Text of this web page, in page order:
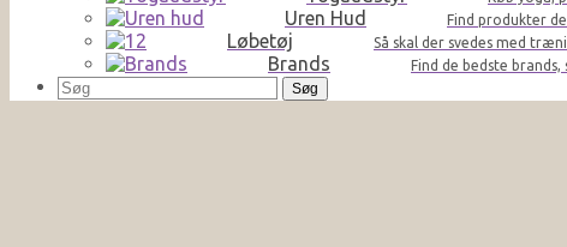
Uren Hud Find produkter
Løbetøj Så skal der svedes med
Brands Find de bedste
Søg
efter: